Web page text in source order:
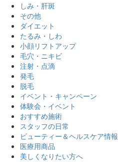
しみ・肝斑
その他
ダイエット
たるみ・しわ
小顔リフトアップ
毛穴・ニキビ
注射・点滴
発毛
脱毛
イベント・キャンペーン
体験会・イベント
おすすめ施術
スタッフの日常
ビューティー＆ヘルスケア情報
医療用商品
美しくなりたい方へ